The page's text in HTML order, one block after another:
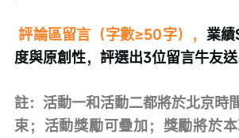
評論區留言（字數≥50字）， 業
度與原創性，評選出3位留言牛友
註：活動一和活動二都將於北京時
束；活動獎勵可疊加；獎勵將於